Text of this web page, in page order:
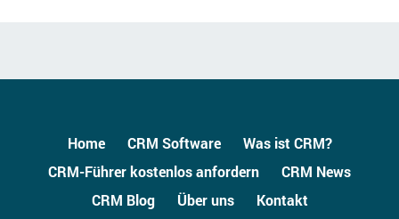
Home CRM Software
Was ist CRM?
CRM-Führer kostenlos anfordern
CRM News
CRM Blog
Über uns Kontakt